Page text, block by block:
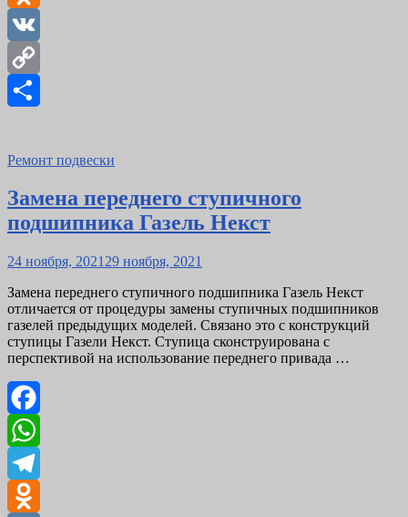
Odnoklassniki
VK
Copy
Ремонт подвески
Замена переднего ступичного
подшипника Газель Некст
Posted
24 ноября, 2021 29 ноября, 2021
Замена переднего ступичного подшипника Газель Некст
отличается от процедуры замены ступичных подшипников
газелей предыдущих моделей. Связано это с конструкций
ступицы Газели Некст. Ступица сконструирована с
перспективой на использование переднего привада …
Facebook
WhatsApp
Telegram